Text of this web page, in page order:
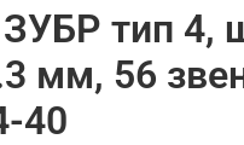
тип 4,
мм, 56
40